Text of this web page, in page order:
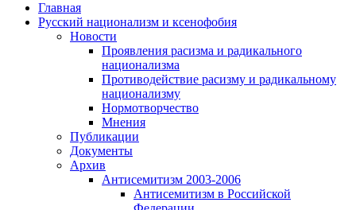
Главная
Русский национализм и ксенофобия
Новости
Проявления расизма и радикального
национализма
Противодействие расизму и радикальному
национализму
Нормотворчество
Мнения
Публикации
Документы
Архив
Антисемитизм 2003-2006
Антисемитизм в Российской